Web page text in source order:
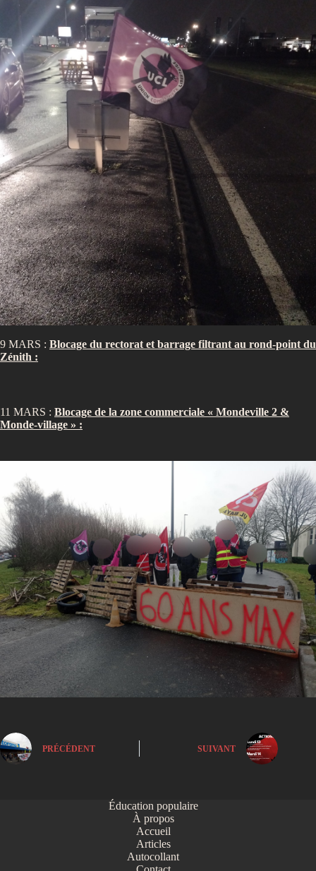
9 MARS : Blocage du rectorat et barrage filtrant au rond-point du
Zénith :
11 MARS : Blocage de la zone commerciale « Mondeville 2 &
Monde-village » :
PRÉCÉDENT SUIVANT
Éducation populaire
À propos
Accueil
Articles
Autocollant